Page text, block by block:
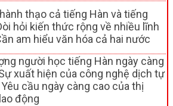
thạo cả tiếng Hàn và tiếng
hỏi kiến thức rộng về nhiều lĩnh
am hiểu văn hóa cả hai nước
người học tiếng Hàn ngày càng
xuất hiện của công nghệ dịch tự
cầu ngày càng cao của thị
động